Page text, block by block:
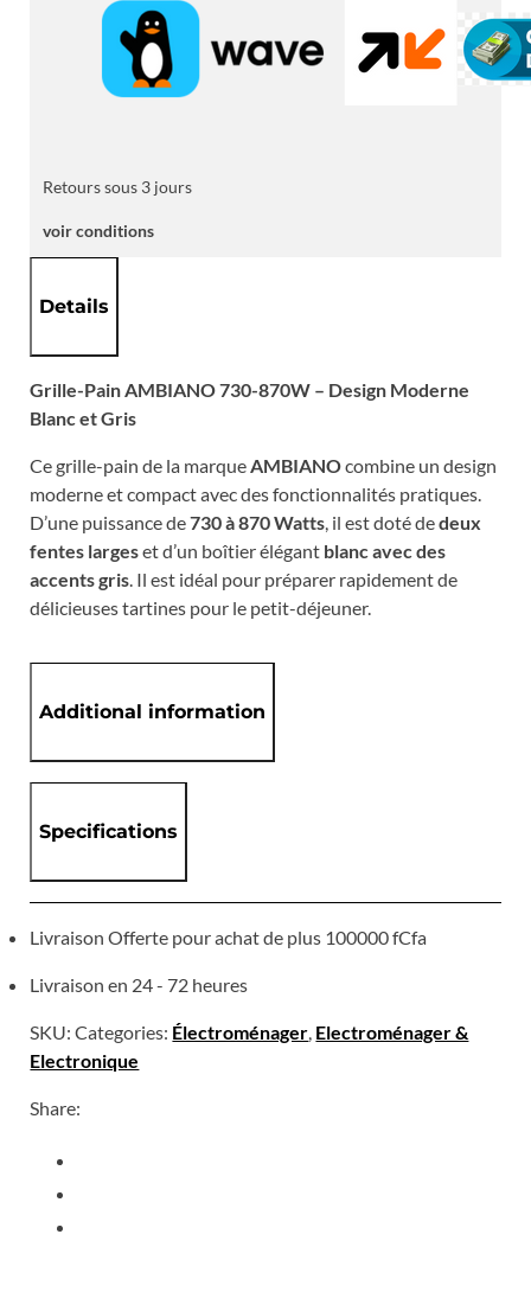
Retours sous 3 jours
voir conditions
Details
Grille-Pain AMBIANO 730-870W – Design Moderne
Blanc et Gris
Ce grille-pain de la marqueAMBIANOcombine un design
moderne et compact avec des fonctionnalités pratiques.
D’une puissance de730 à 870 Watts, il est doté dedeux
fentes largeset d’un boîtier élégant blanc avec des
accents gris. Il est idéal pour préparer rapidement de
délicieuses tartines pour le petit-déjeuner.
Additional information
Specifications
Livraison Offerte pour achat de plus 100000 fCfa
Livraison en 24 - 72 heures
SKU:Categories: Électroménager, Electroménager &
Electronique
Share: